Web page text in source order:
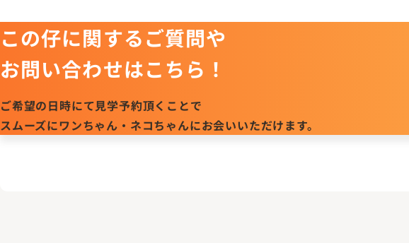
この仔に関するご質問や
お問い合わせはこちら！
ご希望の日時にて見学予約頂くことで
スムーズにワンちゃん・ネコちゃんにお会いいただけます。